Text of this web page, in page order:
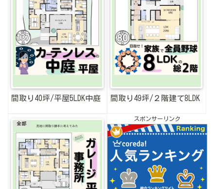
間取り40坪/平屋5LDK中庭 間取り49坪/２階建て8LDK
全部
スポンサーリンク